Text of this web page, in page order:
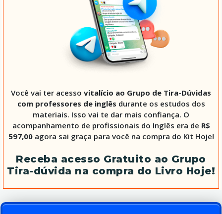
Você vai ter acesso vitalício ao Grupo de Tira-Dúvidas
com professores de inglês durante os estudos dos
materiais. Isso vai te dar mais confiança. O
acompanhamento de profissionais do Inglês era deR$
597,00agora sai graça para você na compra do Kit Hoje!
Receba acesso Gratuito ao Grupo
Tira-dúvida na compra do Livro Hoje!